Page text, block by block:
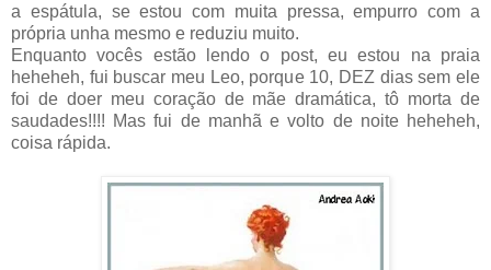
a espátula, se estou com muita pressa, empurro com a
própria unha mesmo e reduziu muito.
Enquanto vocês estão lendo o post, eu estou na praia
heheheh, fui buscar meu Leo, porque 10, DEZ dias sem ele
foi de doer meu coração de mãe dramática, tô morta de
saudades!!!! Mas fui de manhã e volto de noite heheheh,
coisa rápida.